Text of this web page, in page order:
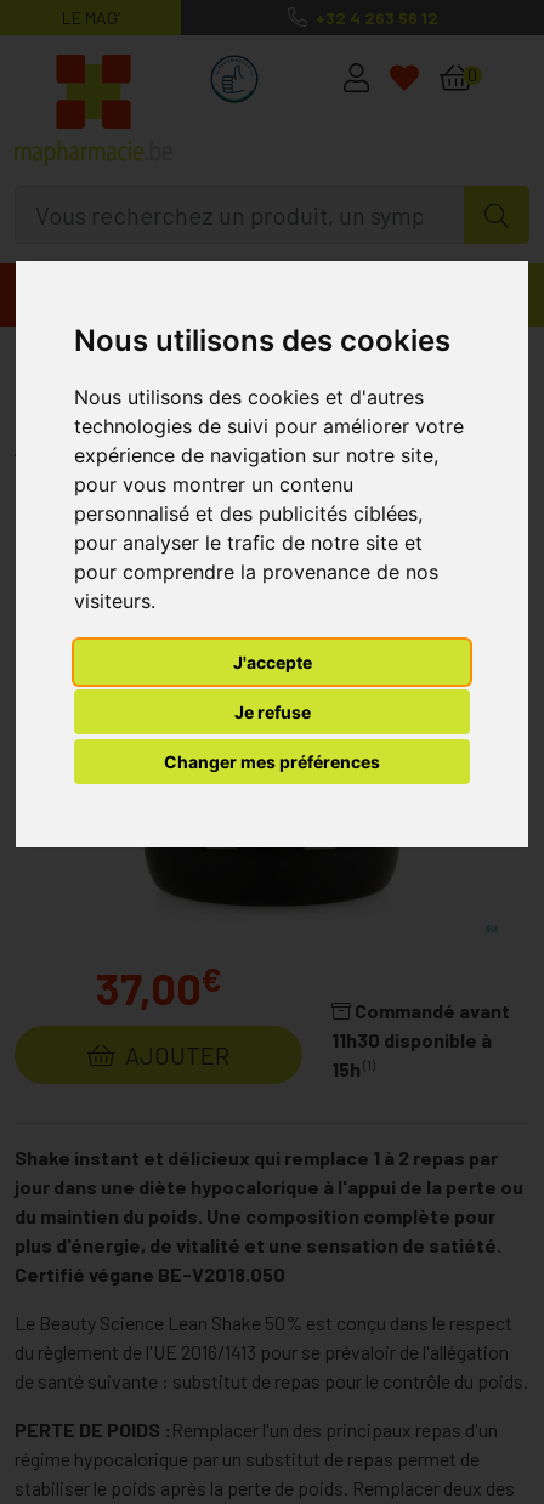
Nous utilisons des cookies
Nous utilisons des cookies et d'autres
technologies de suivi pour améliorer votre
expérience de navigation sur notre site,
pour vous montrer un contenu
personnalisé et des publicités ciblées,
pour analyser le trafic de notre site et
pour comprendre la provenance de nos
visiteurs.
J'accepte
Je refuse
Changer mes préférences
LE MAG’ +32 4 263 56 12
MaPharmacie.be ma santé, mes
0
Beauty Science Lean Shake 50%
Fruits Forest 453g
BEAUTY SCIENCE
37,00€
AJOUTER
Commandé avant
11h30 disponible à
15h (1)
Shake instant et délicieux qui remplace 1 à 2 repas par
jour dans une diète hypocalorique à l'appui de la perte ou
du maintien du poids. Une composition complète pour
plus d'énergie, de vitalité et une sensation de satiété.
Certifié végane BE-V2018.050
Le Beauty Science Lean Shake 50% est conçu dans le respect
du règlement de l'UE 2016/1413 pour se prévaloir de l'allégation
de santé suivante : substitut de repas pour le contrôle du poids.
PERTE DE POIDS : Remplacer l'un des principaux repas d'un
régime hypocalorique par un substitut de repas permet de
stabiliser le poids après la perte de poids. Remplacer deux des